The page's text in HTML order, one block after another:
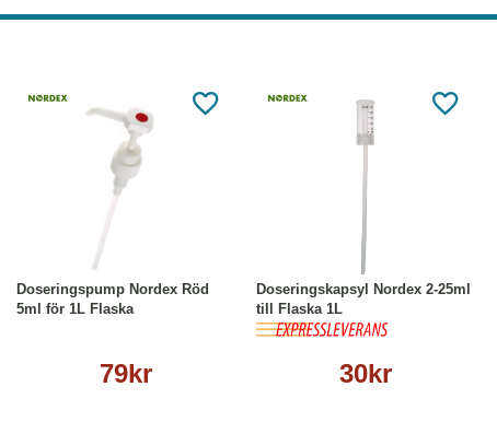
Doseringspump Nordex Röd
5ml för 1L Flaska
79kr
Doseringskapsyl Nordex 2-25ml
till Flaska 1L
30kr